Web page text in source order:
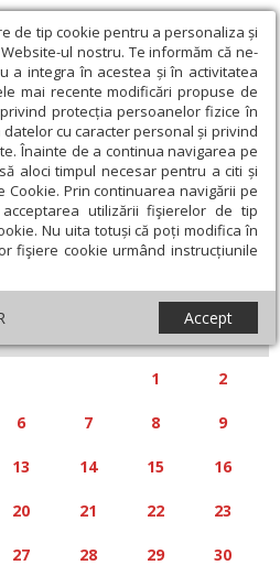
de tip cookie pentru a personaliza și
ul nostru. Te informăm că ne-
a integra în acestea și în activitatea
mai recente modificări propuse de
privind protecția persoanelor fizice în
cu caracter personal și privind
Înainte de a continua navigarea pe
aloci timpul necesar pentru a citi și
Cookie. Prin continuarea navigării pe
utilizării fişierelor de tip
Nu uita totuși că poți modifica în
fişiere cookie urmând instrucțiunile
Accept
»
2025
S D
1 2
6 7 8 9
13 14 15 16
20 21 22 23
27 28 29 30